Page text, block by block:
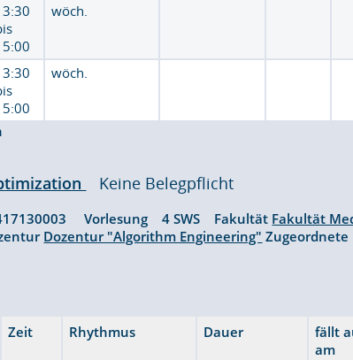
wöch.
wöch.
Keine Belegpflicht
Vorlesung 4 SWS Fakultät Fakultät
Dozentur "Algorithm Engineering"
Zeit Rhythmus Dauer
fällt
am